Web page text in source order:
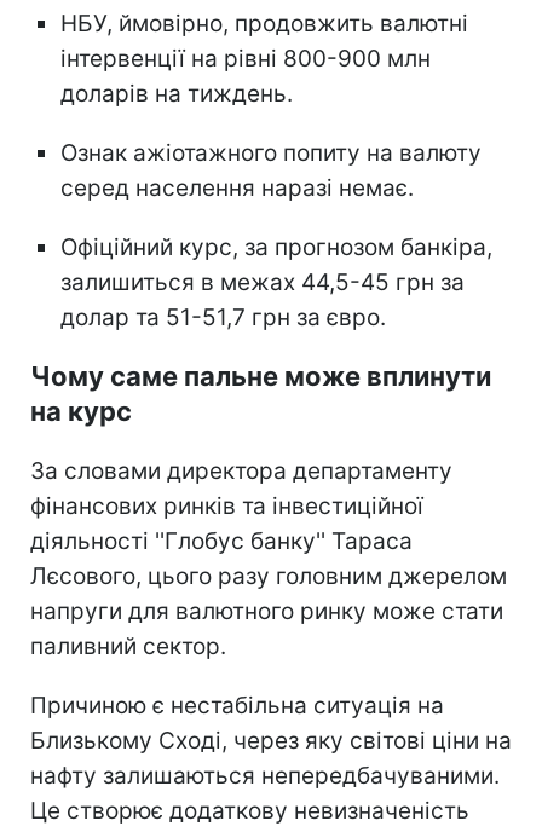
НБУ, ймовірно, продовжить валютні
інтервенції на рівні 800-900 млн
доларів на тиждень.
Ознак ажіотажного попиту на валюту
серед населення наразі немає.
Офіційний курс, за прогнозом банкіра,
залишиться в межах 44,5-45 грн за
долар та 51-51,7 грн за євро.
Чому саме пальне може вплинути
на курс
За словами директора департаменту
фінансових ринків та інвестиційної
діяльності ''Глобус банку'' Тараса
Лєсового, цього разу головним джерелом
напруги для валютного ринку може стати
паливний сектор.
Причиною є нестабільна ситуація на
Близькому Сході, через яку світові ціни на
нафту залишаються непередбачуваними.
Це створює додаткову невизначеність